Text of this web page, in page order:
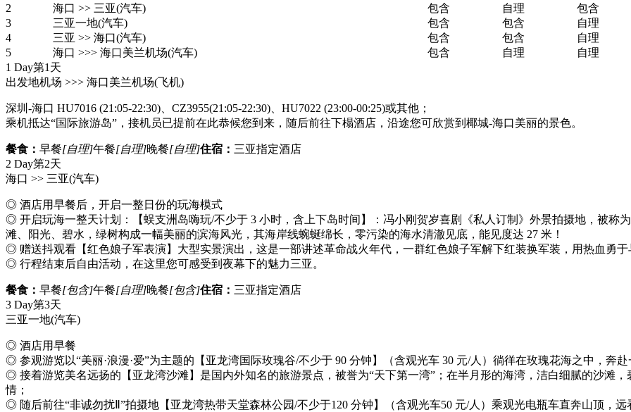
2
海口 >> 三亚(汽车) 包含 自理
包含
3
三亚一地(汽车) 包含 包含
自理
4
三亚 >> 海口(汽车) 包含 包含
自理
5
海口 >>> 海口美兰机场(汽车) 包含 自理
自理
1 Day第1天
出发地机场 >>> 海口美兰机场(飞机)
深圳-海口 HU7016 (21:05-22:30)、CZ3955(21:05-22:30)、HU7022 (23:00-00:25)或其他；
乘机抵达“国际旅游岛”，接机员已提前在此恭候您到来，随后前往下榻酒店，沿途您可欣赏到椰城-海口美丽的景色。
餐食： 早餐[自理]午餐[自理]晚餐[自理]住宿： 三亚指定酒店
2 Day第2天
海口 >> 三亚(汽车)
◎ 酒店用早餐后，开启一整日份的玩海模式
◎ 开启玩海一整天计划：【蜈支洲岛嗨玩/不少于 3 小时，含上下岛时间】：冯小刚贺岁喜剧《私人订制》外景拍摄地，被称
滩、阳光、碧水，绿树构成一幅美丽的滨海风光，其海岸线蜿蜒绵长，零污染的海水清澈见底，能见度达 27 米！
◎ 赠送抖观看【红色娘子军表演】大型实景演出，这是一部讲述革命战火年代，一群红色娘子军解下红装换军装，用热血勇
◎ 行程结束后自由活动，在这里您可感受到夜幕下的魅力三亚。
餐食： 早餐[包含]午餐[自理]晚餐[包含]住宿： 三亚指定酒店
3 Day第3天
三亚一地(汽车)
◎ 酒店用早餐
◎ 参观游览以“美丽·浪漫·爱”为主题的【亚龙湾国际玫瑰谷/不少于 90 分钟】（含观光车 30 元/人）徜徉在玫瑰花海之中，奔
◎ 接着游览美名远扬的【亚龙湾沙滩】是国内外知名的旅游景点，被誉为“天下第一湾”；在半月形的海湾，洁白细腻的沙滩
情；
◎ 随后前往“非诚勿扰Ⅱ”拍摄地【亚龙湾热带天堂森林公园/不少于120 分钟】（含观光车50 元/人）乘观光电瓶车直奔山顶